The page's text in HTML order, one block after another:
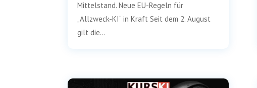
Mittelstand. Neue EU-Regeln für
„Allzweck-KI“ in Kraft Seit dem 2. August
gilt die...